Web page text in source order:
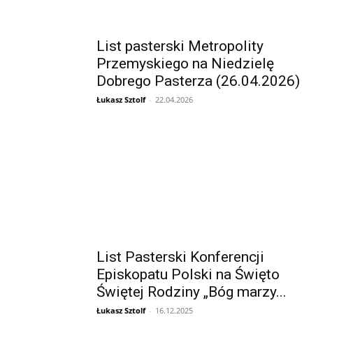
List pasterski Metropolity
Przemyskiego na Niedzielę
Dobrego Pasterza (26.04.2026)
Łukasz Sztolf - 22.04.2026
List Pasterski Konferencji
Episkopatu Polski na Święto
Świętej Rodziny „Bóg marzy...
Łukasz Sztolf - 16.12.2025